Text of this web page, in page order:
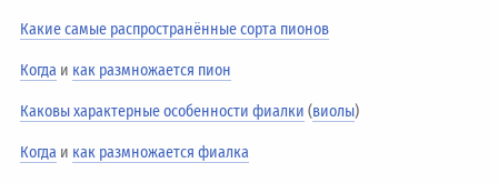
Какие самые распространённые сорта пионов
Когда и как размножается пион
Каковы характерные особенности фиалки (виолы)
Когда и как размножается фиалка